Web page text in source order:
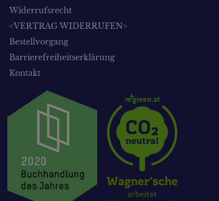
Widerrufsrecht
<VERTRAG WIDERRUFEN>
Bestellvorgang
Barrierefreiheitserklärung
Kontakt